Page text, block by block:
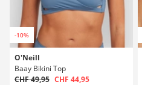
-10%
O'Neill
Baay Bikini Top
CHF 49,95 CHF 44,95